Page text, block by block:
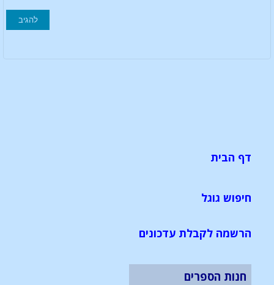
דף הבית
חיפוש גוגל
הרשמה לקבלת עדכונים
חנות הספרים